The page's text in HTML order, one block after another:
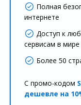
Полная
интернете
Доступ к
сервисам в мире
Более 50
С промо-кодом
дешевле на